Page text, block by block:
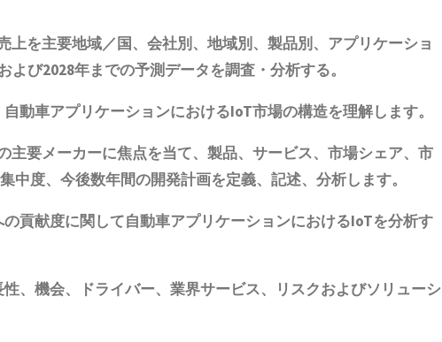
を主要地域／国、会社別、地域別、製品別、アプリケーショ
よび2028年までの予測データを調査・分析する。
動車アプリケーションにおけるIoT市場の構造を理解します。
要メーカーに焦点を当て、 製品、サービス、市場シェア、市
中度、 今後数年間の開発計画を定義、記述、分析します。
貢献度に関して自動車アプリケーションにおけるIoTを分析す
、機会、ドライバー、業界サービス、リスクおよびソリューシ